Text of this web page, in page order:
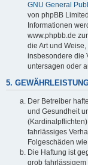
GNU General
von phpBB
Informationen
www.phpbb.de
die Art und
insbesondere die
untersagen oder
5.
Der Betreiber
und Gesundheit
fahrlässiges
Folgeschäden
Die Haftung ist
grob